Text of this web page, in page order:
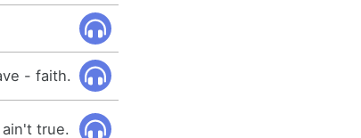
- faith.
true.